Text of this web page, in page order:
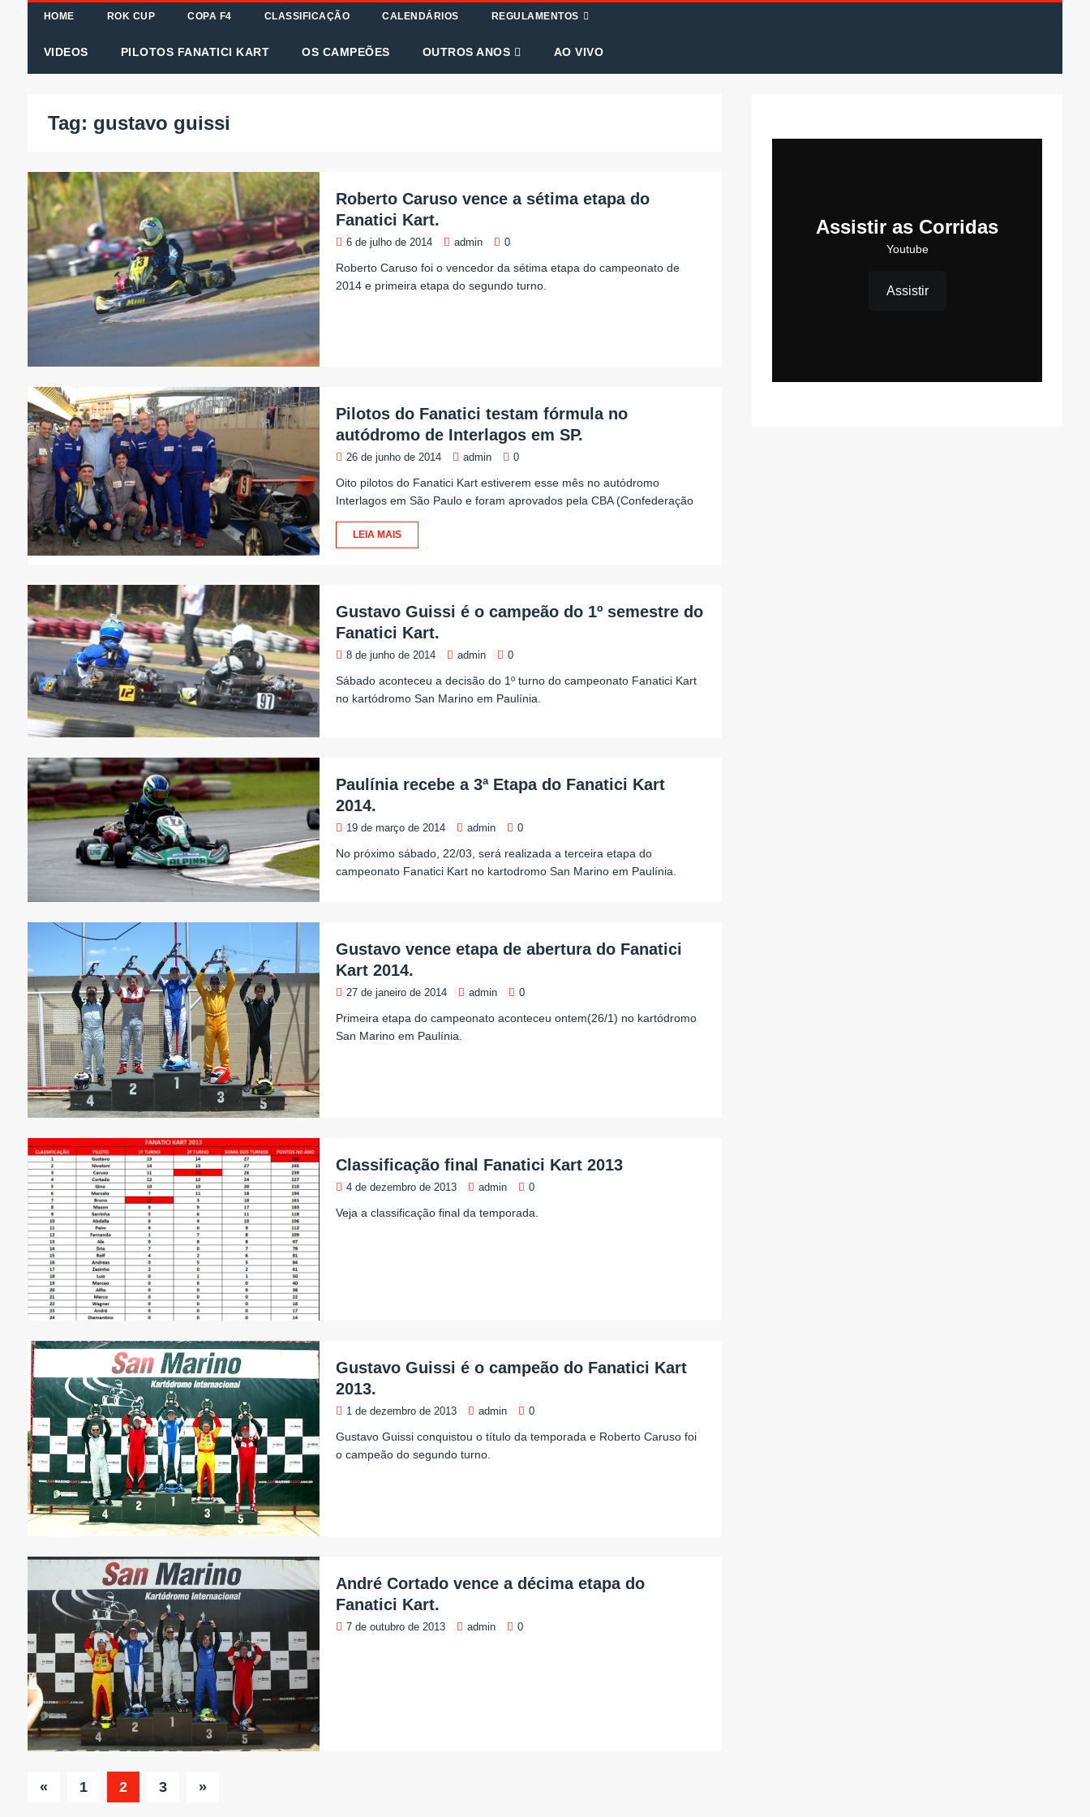
HOME ROK CUP COPA F4 CLASSIFICAÇÃO CALENDÁRIOS REGULAMENTOS
VIDEOS PILOTOS FANATICI KART OS CAMPEÕES OUTROS ANOS AO VIVO
Tag: gustavo guissi
Roberto Caruso vence a sétima etapa do
Fanatici Kart.
6 de julho de 2014 admin 0
Roberto Caruso foi o vencedor da sétima etapa do campeonato de
2014 e primeira etapa do segundo turno.
Pilotos do Fanatici testam fórmula no
autódromo de Interlagos em SP.
26 de junho de 2014 admin 0
Oito pilotos do Fanatici Kart estiverem esse mês no autódromo
Interlagos em São Paulo e foram aprovados pela CBA (Confederação
LEIA MAIS
Gustavo Guissi é o campeão do 1º semestre do
Fanatici Kart.
8 de junho de 2014 admin 0
Sábado aconteceu a decisão do 1º turno do campeonato Fanatici Kart
no kartódromo San Marino em Paulínia.
Paulínia recebe a 3ª Etapa do Fanatici Kart
2014.
19 de março de 2014 admin 0
No próximo sábado, 22/03, será realizada a terceira etapa do
campeonato Fanatici Kart no kartodromo San Marino em Paulínia.
Gustavo vence etapa de abertura do Fanatici
Kart 2014.
27 de janeiro de 2014 admin 0
Primeira etapa do campeonato aconteceu ontem(26/1) no kartódromo
San Marino em Paulínia.
Classificação final Fanatici Kart 2013
4 de dezembro de 2013 admin 0
Veja a classificação final da temporada.
Gustavo Guissi é o campeão do Fanatici Kart
2013.
1 de dezembro de 2013 admin 0
Gustavo Guissi conquistou o título da temporada e Roberto Caruso foi
o campeão do segundo turno.
André Cortado vence a décima etapa do
Fanatici Kart.
7 de outubro de 2013 admin 0
« 1 2 3 »
Assistir as Corridas
Youtube
Assistir